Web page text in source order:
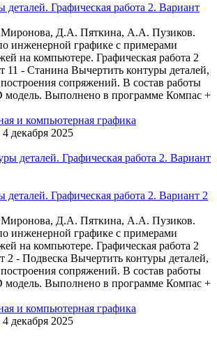
деталей. Графическая работа 2. Вариант
Д.А. Пяткина, А.А. Пузиков.
инженерной графике с примерами
на компьютере. Графическая работа 2
11 - Станина Вычертить контуры деталей,
сопряжений. В состав работы
модель. Выполнено в программе Компас +
и компьютерная графика
4 декабря 2025
деталей. Графическая работа 2. Вариант 2
Д.А. Пяткина, А.А. Пузиков.
инженерной графике с примерами
на компьютере. Графическая работа 2
2 - Подвеска Вычертить контуры деталей,
сопряжений. В состав работы
модель. Выполнено в программе Компас +
и компьютерная графика
4 декабря 2025